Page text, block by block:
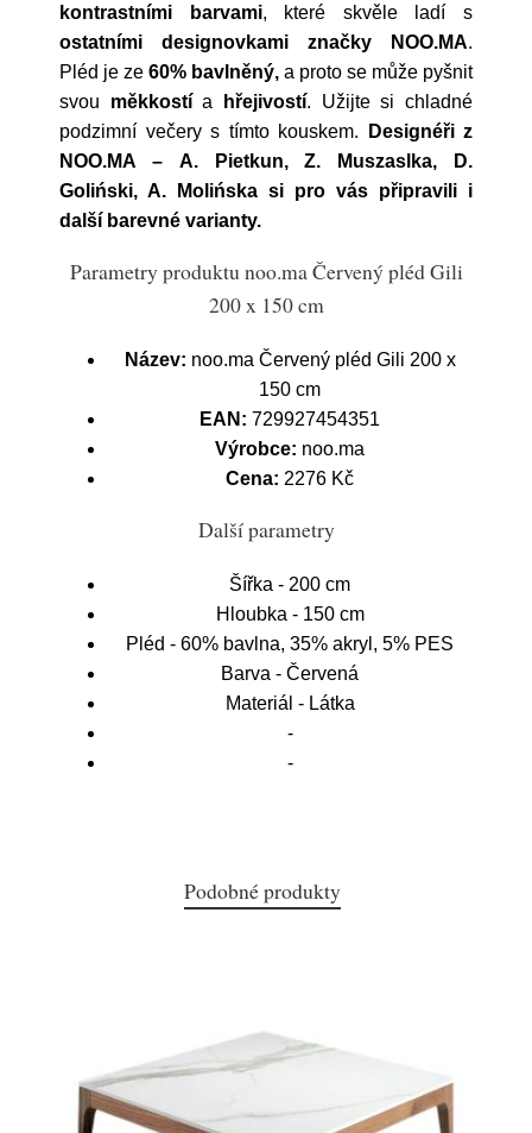
kontrastními barvami, které skvěle ladí s
ostatními designovkami značky NOO.MA.
Pléd je ze 60% bavlněný, a proto se může pyšnit
svou měkkostía hřejivostí. Užijte si chladné
podzimní večery s tímto kouskem.
Designéři z
NOO.MA – A. Pietkun, Z. Muszaslka, D.
Goliński, A. Molińska si pro vás připravili i
další barevné varianty.
Parametry produktu noo.ma Červený pléd Gili
200 x 150 cm
Název: noo.ma Červený pléd Gili 200 x
150 cm
EAN: 729927454351
Výrobce: noo.ma
Cena: 2276 Kč
Další parametry
Šířka - 200 cm
Hloubka - 150 cm
Pléd - 60% bavlna, 35% akryl, 5% PES
Barva - Červená
Materiál - Látka
-
-
Podobné produkty